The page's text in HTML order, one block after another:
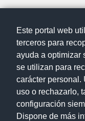
Este portal web
terceros para
ayuda a optimizar
se utilizan para
carácter personal.
uso o rechazarlo,
configuración
Dispone de más